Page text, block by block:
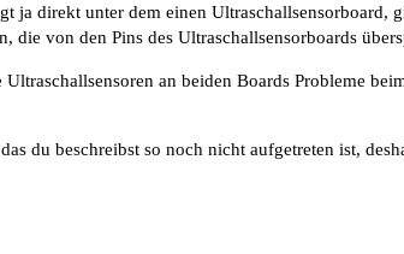
ja direkt unter dem einen Ultraschallsensorboard,
die von den Pins des Ultraschallsensorboards
an beiden Boards Probleme
du beschreibst so noch nicht aufgetreten ist,